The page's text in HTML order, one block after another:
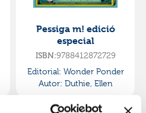
Pessiga m! edició
especial
ISBN:9788412872729
Editorial: Wonder Ponder
Autor: Duthie, Ellen